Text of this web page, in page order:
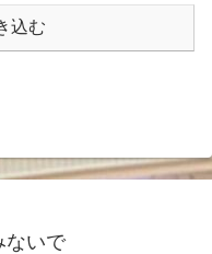
込む
ないで